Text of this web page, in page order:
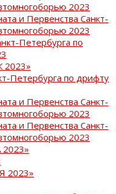
2023
и Первенства Санкт-
2023
Петербурга по
Петербурга по дрифту
и Первенства Санкт-
2023
и Первенства Санкт-
2023
2023»